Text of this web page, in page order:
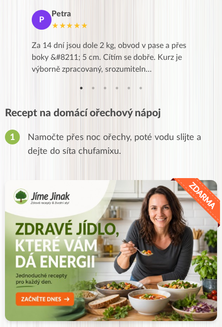
P
Petra
★★★★★
Za 14 dní jsou dole 2 kg, obvod v pase a přes
boky &#8211; 5 cm. Cítím se dobře. Kurz je
výborně zpracovaný, srozumiteln…
Recept na domácí ořechový nápoj
Namočte přes noc ořechy, poté vodu slijte a
dejte do síta chufamixu.